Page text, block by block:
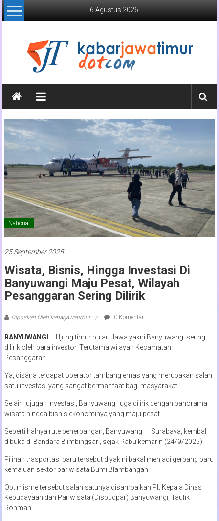
Lompat
ke
6 Agustus 2026
Kabar
Jawa
Timur
Media
Online
Jawa
Timur
National
25 September 2025
Wisata, Bisnis, Hingga Investasi Di
Banyuwangi Maju Pesat, Wilayah
Pesanggaran Sering Dilirik
Diposkan Oleh:kabarjawatimur 0 Komentar
BANYUWANGI – Ujung timur pulau Jawa yakni Banyuwangi sering
dilirik oleh para investor. Terutama wilayah Kecamatan
Pesanggaran.
Ya, disana terdapat operator tambang emas yang merupakan salah
satu investasi yang sangat bermanfaat bagi masyarakat.
Selain jujugan investasi, Banyuwangi juga dilirik dengan panorama
wisata hingga bisnis ekonominya yang maju pesat.
Seperti halnya rute penerbangan, Banyuwangi – Surabaya, kembali
dibuka di Bandara Blimbingsari, sejak Rabu kemarin (24/9/2025).
Pilihan trasportasi baru tersebut diyakini bakal menjadi gerbang baru
kemajuan sektor pariwisata Bumi Blambangan.
Optimisme tersebut salah satunya disampaikan Plt Kepala Dinas
Kebudayaan dan Pariwisata (Disbudpar) Banyuwangi, Taufik
Rohman.